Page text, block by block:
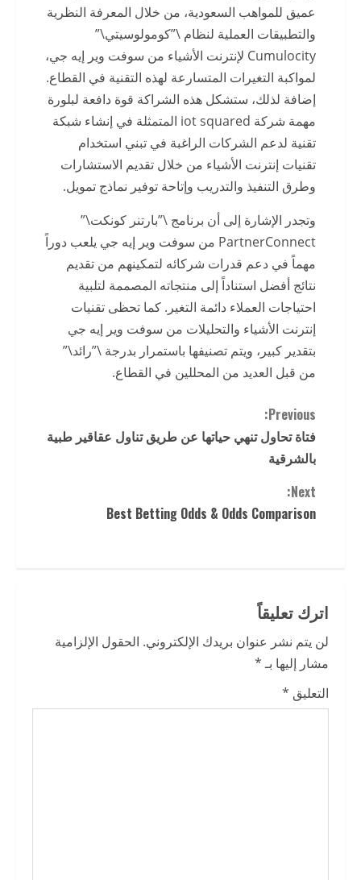
عميق للمواهب السعودية، من خلال المعرفة النظرية
والتطبيقات العملية لنظام \”كومولوسيتي\”
Cumulocity لإنترنت الأشياء من سوفت وير إيه جي،
لمواكبة التغيرات المتسارعة لهذه التقنية في القطاع.
إضافة لذلك، ستشكل هذه الشراكة قوة دافعة لبلورة
مهمة شركة iot squared المتمثلة في إنشاء شبكة
تقنية لدعم الشركات الراغبة في تبني استخدام
تقنيات إنترنت الأشياء من خلال تقديم الاستشارات
وطرق التنفيذ والتدريب وإتاحة توفير نماذج تمويل.
وتجدر الإشارة إلى أن برنامج \”بارتنر كونكت\”
PartnerConnect من سوفت وير إيه جي يلعب دوراً
مهماً في دعم قدرات شركائه لتمكينهم من تقديم
نتائج أفضل استناداً إلى منتجاته المصممة لتلبية
احتياجات العملاء دائمة التغير. كما تحظى تقنيات
إنترنت الأشياء والتحليلات من سوفت وير إيه جي
بتقدير كبير، ويتم تصنيفها باستمرار بدرجة \”رائد\”
من قبل العديد من المحللين في القطاع.
C
o
n
t
u
e
R
Previous:
فتاة تحاول تنهي حياتها عن طريق تناول عقاقير طبية
بالشرقية
Next:
Best Betting Odds & Odds Comparison
اترك تعليقاً
لن يتم نشر عنوان بريدك الإلكتروني. الحقول الإلزامية
مشار إليها بـ*
التعليق *